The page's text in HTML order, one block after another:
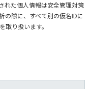
れた個人情報は安全管理対策
の際に、すべて別の仮名IDに
取り扱います。